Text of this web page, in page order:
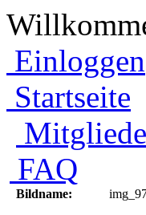
Einloggen
Startseite
FAQ
Bildname: